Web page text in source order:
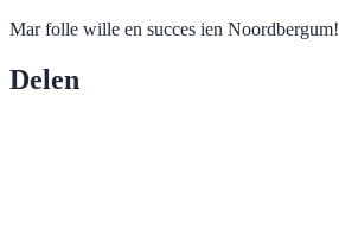
Mar folle wille en succes ien Noordbergum!
Delen